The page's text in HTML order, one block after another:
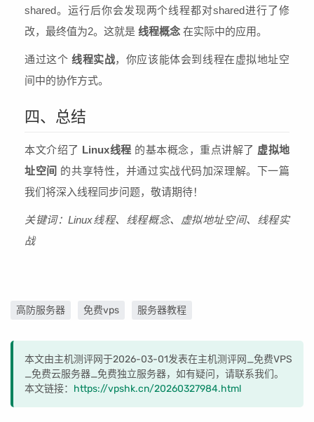
shared。运行后你会发现两个线程都对shared进行了修
改，最终值为2。这就是 线程概念 在实际中的应用。
通过这个 线程实战，你应该能体会到线程在虚拟地址空
间中的协作方式。
四、总结
本文介绍了 Linux线程 的基本概念，重点讲解了 虚拟地
址空间 的共享特性，并通过实战代码加深理解。下一篇
我们将深入线程同步问题，敬请期待！
关键词：Linux线程、线程概念、虚拟地址空间、线程实
战
高防服务器 免费vps 服务器教程
本文由主机测评网于2026-03-01发表在主机测评网_免费VPS
_免费云服务器_免费独立服务器，如有疑问，请联系我们。
本文链接： https://vpshk.cn/20260327984.html